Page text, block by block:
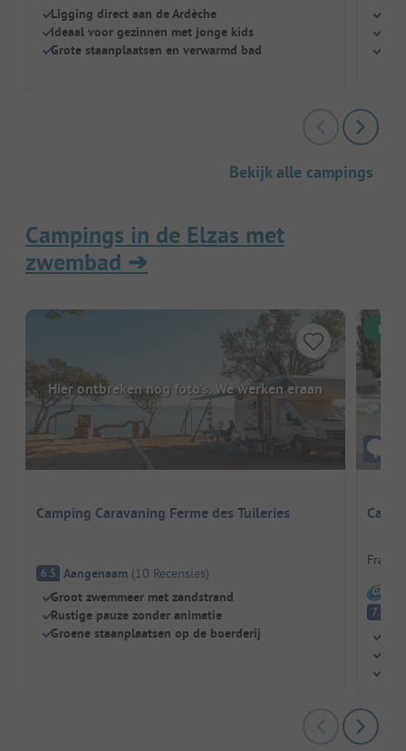
Ligging direct aan de Ardèche
Ideaal voor gezinnen met jonge kids
Grote staanplaatsen en verwarmd bad
Bekijk alle campings
Campings in de Elzas met
zwembad ➔
Hier ontbreken nog foto's. We werken eraan
Camping Caravaning Ferme des Tuileries
6.5 Aangenaam (10 Recensies)
Groot zwemmeer met zandstrand
Rustige pauze zonder animatie
Groene staanplaatsen op de boerderij
7.2